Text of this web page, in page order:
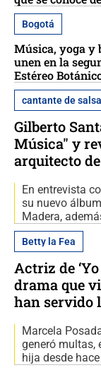
Bogotá
Música, yoga y
unen en la
Estéreo
cantante de salsa
Gilberto
Música" y
arquitecto
En entrevista
su nuevo
Madera,
Betty la Fea
Actriz de
drama que
han servido
Marcela
generó multas,
hija desde